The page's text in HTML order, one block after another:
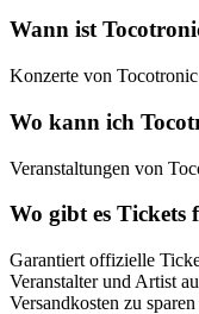
Wann ist
Konzerte von Tocotronic
Wo kann ich
Veranstaltungen von
Wo gibt es Tickets
Garantiert offizielle
Veranstalter und Artist
Versandkosten zu